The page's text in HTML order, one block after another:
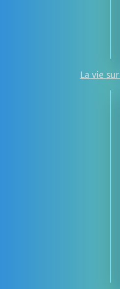
La vie